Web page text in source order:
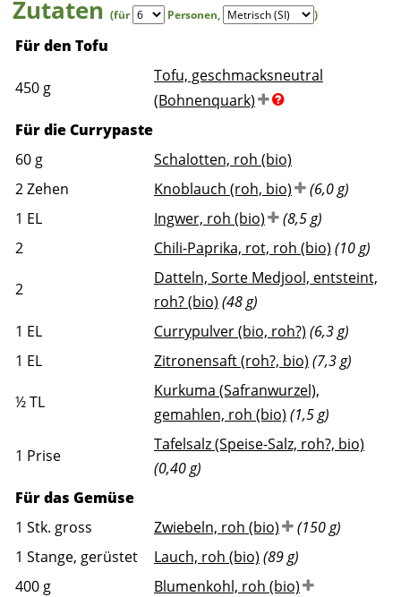
Zutaten (für Personen, )
Für den Tofu
450 g
Tofu, geschmacksneutral
(Bohnenquark)
Für die Currypaste
60 g
Schalotten, roh (bio)
2Zehen Knoblauch (roh, bio)
(6,0 g)
1 EL Ingwer, roh (bio)
(8,5 g)
2
Chili-Paprika, rot, roh (bio) (10 g)
2
Datteln, Sorte Medjool, entsteint,
roh? (bio) (48 g)
1 EL Currypulver (bio, roh?) (6,3 g)
1 EL Zitronensaft (roh?, bio) (7,3 g)
½TL
Kurkuma (Safranwurzel),
gemahlen, roh (bio) (1,5 g)
1 Prise
Tafelsalz (Speise-Salz, roh?, bio)
(0,40 g)
Für das Gemüse
1 Stk. gross Zwiebeln, roh (bio)
(150 g)
1 Stange, gerüstet Lauch, roh (bio) (89 g)
400 g
Blumenkohl, roh (bio)